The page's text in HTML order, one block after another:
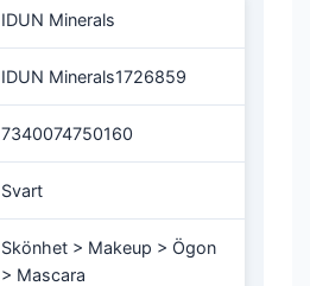
IDUN Minerals
IDUN Minerals1726859
7340074750160
Svart
Skönhet > Makeup > Ögon
> Mascara